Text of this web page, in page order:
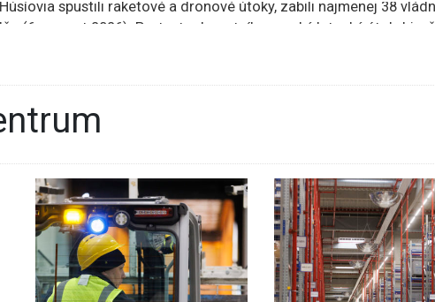
(6. august 2026): Protest zdravotníkov, ruský letecký útok,
bývalú šéfku francúzskej RT, jej vyhostenie z krajiny nazvala